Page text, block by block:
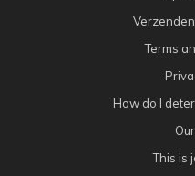
Terms
How do I
This is